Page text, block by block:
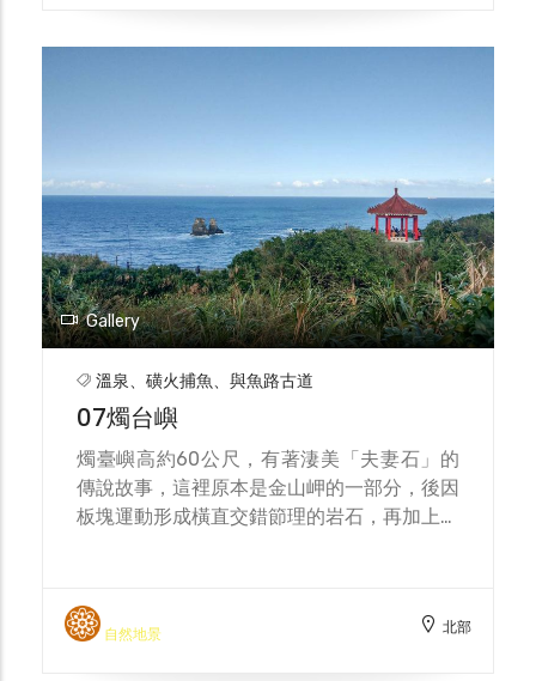
Gallery
溫泉、磺火捕魚、與魚路古道
07燭台嶼
燭臺嶼高約60公尺，有著淒美「夫妻石」的
傳說故事，這裡原本是金山岬的一部分，後因
板塊運動形成橫直交錯節理的岩石，再加上海
洞逐漸貫穿成海岬，形成類似石門的海拱，後
來海拱頂部崩塌，形成兩座海石柱形的顯礁，
自然地景 北部